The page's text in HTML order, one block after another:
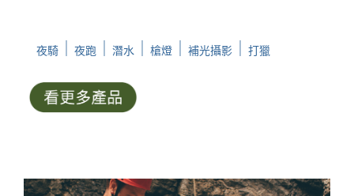
夜騎 夜跑 潛水 槍燈 補光攝影 打獵